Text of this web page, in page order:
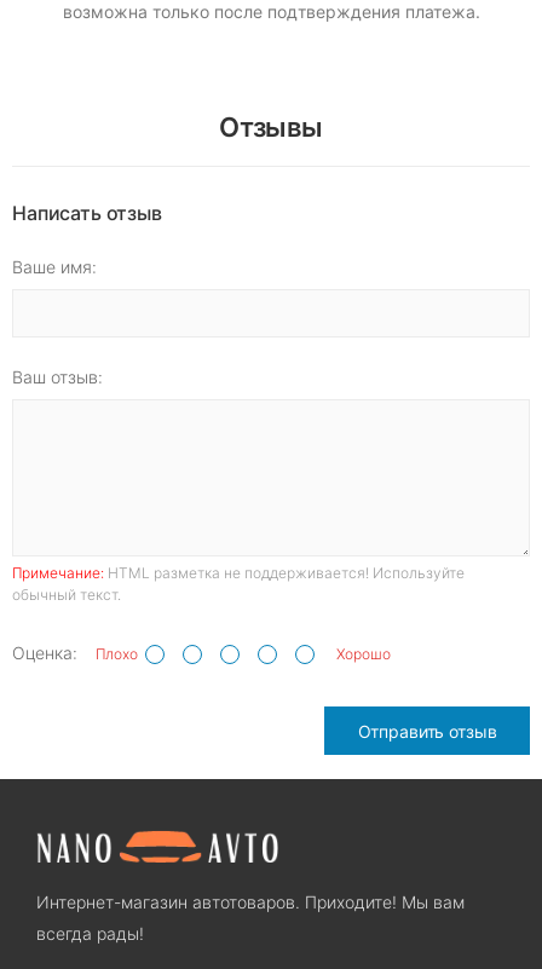
возможна только после подтверждения платежа.
Отзывы
Написать отзыв
Ваше имя:
Ваш отзыв:
Примечание: HTML разметка не поддерживается! Используйте
обычный текст.
Оценка: Плохо Хорошо
Отправить отзыв
Интернет-магазин автотоваров. Приходите! Мы вам
всегда рады!